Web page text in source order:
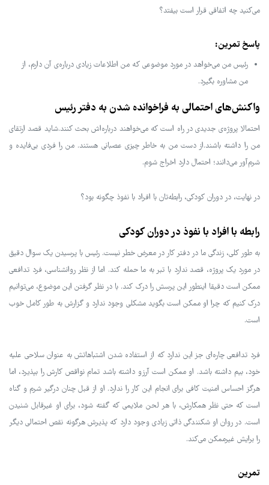
می‌کنید چه اتفاقی قرار است بیفتد؟
پاسخ تمرین:
رئیس من می‌خواهد در مورد موضوعی که من اطلاعات زیادی درباره‌ی آن دارم، از
من مشاوره بگیرد.
واکنش‌های احتمالی به فراخوانده شدن به دفتر رئیس
احتمالا پروژه‌ی جدیدی در راه است که می‌خواهند درباره‌اش بحث کنند.شاید قصد ارتقای
من را داشته باشند.از دست من به خاطر چیزی عصبانی هستند. من را فردی بی‌فایده و
شرم‌آور می‌دانند؛ احتمال دارد اخراج شوم.
در نهایت، در دوران کودکی، رابطه‌تان با افراد با نفوذ چگونه بود؟
رابطه با افراد با نفوذ در دوران کودکی
به طور کلی، زندگی ما در دفتر کار در معرض خطر نیست. رئیس با پرسیدن یک سوال دقیق
در مورد یک پروژه، قصد ندارد با تبر به ما حمله کند. اما از نظر روانشناسی، فرد تدافعی
ممکن است دقیقا اینطور این پرسش را درک کند. با در نظر گرفتن این موضوع، می‌توانیم
درک کنیم که چرا او ممکن است بگوید مشکلی وجود ندارد و گزارش به طور کامل خوب
است.
فرد تدافعی چاره‌ای جز این ندارد که از استفاده شدن اشتباهاتش به عنوان سلاحی علیه
خود، بیم داشته باشد. او ممکن است آرزو داشته باشد تمام نواقص کارش را بپذیرد، اما
هرگز احساس امنیت کافی برای انجام این کار را ندارد. او از قبل چنان درگیر شرم و گناه
است که حتی نظر همکارش، با هر لحن ملایمی که گفته شود، برای او غیرقابل شنیدن
است. در روان او شکنندگی ذاتی زیادی وجود دارد که پذیرش هرگونه نقص احتمالی دیگر
را برایش غیرممکن می‌کند.
تمرین